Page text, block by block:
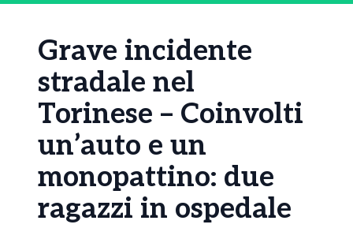
Grave incidente
stradale nel
Torinese – Coinvolti
un’auto e un
monopattino: due
ragazzi in ospedale